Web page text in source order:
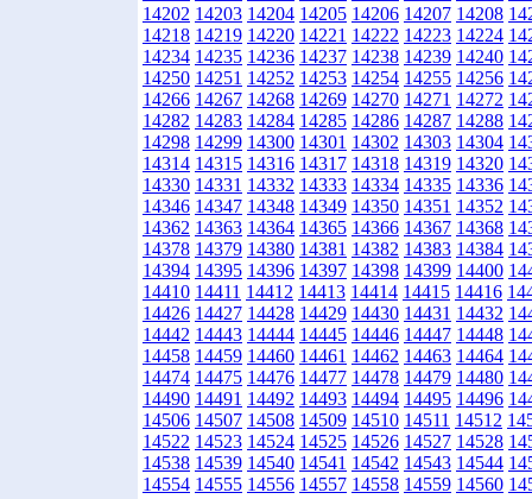
14202 14203 14204 14205 14206 14207 14208
14218 14219 14220 14221 14222 14223 14224
14234 14235 14236 14237 14238 14239 14240
14250 14251 14252 14253 14254 14255 14256
14266 14267 14268 14269 14270 14271 14272
14282 14283 14284 14285 14286 14287 14288
14298 14299 14300 14301 14302 14303 14304
14314 14315 14316 14317 14318 14319 14320
14330 14331 14332 14333 14334 14335 14336
14346 14347 14348 14349 14350 14351 14352
14362 14363 14364 14365 14366 14367 14368
14378 14379 14380 14381 14382 14383 14384
14394 14395 14396 14397 14398 14399 14400
14410 14411 14412 14413 14414 14415 14416
14426 14427 14428 14429 14430 14431 14432
14442 14443 14444 14445 14446 14447 14448
14458 14459 14460 14461 14462 14463 14464
14474 14475 14476 14477 14478 14479 14480
14490 14491 14492 14493 14494 14495 14496
14506 14507 14508 14509 14510 14511 14512
14522 14523 14524 14525 14526 14527 14528
14538 14539 14540 14541 14542 14543 14544
14554 14555 14556 14557 14558 14559 14560